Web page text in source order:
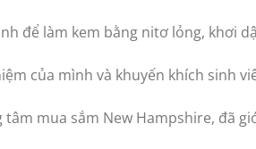
để làm kem bằng nitơ lỏng, khơi
của mình và khuyến khích sinh
mua sắm New Hampshire, đã